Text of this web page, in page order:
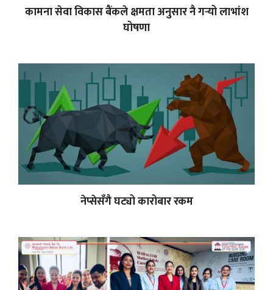
कामना सेवा विकास बैंकले क्षमता अनुसार नै गर्‍यो लाभांश
घोषणा
नेप्सेसँगै घट्यो कारोबार रकम